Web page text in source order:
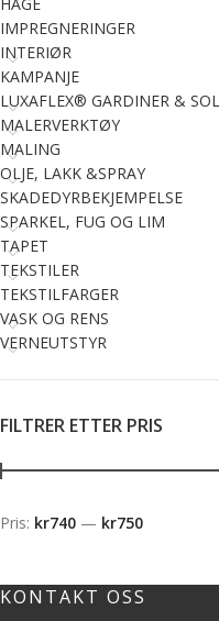
IMPREGNERINGER
INTERIØR
KAMPANJE
LUXAFLEX® GARDINER &
MALERVERKTØY
MALING
OLJE, LAKK &SPRAY
SKADEDYRBEKJEMPELSE
SPARKEL, FUG OG LIM
TAPET
TEKSTILER
TEKSTILFARGER
VASK OG RENS
VERNEUTSTYR
FILTRER ETTER PRIS
Pris: kr740 — kr750
KONTAKT OSS